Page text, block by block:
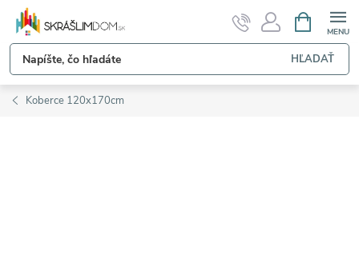
Prejsť
obsah
HĽADAŤ
KOŠÍK
Koberce 120x170cm